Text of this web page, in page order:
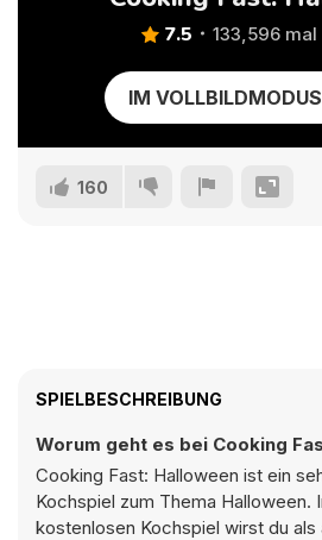
7.5 133,596
IM
160
SPIELBESCHREIBUNG
Worum geht es bei Cooking
Cooking Fast: Halloween ist ein
Kochspiel zum Thema Halloween.
kostenlosen Kochspiel wirst du